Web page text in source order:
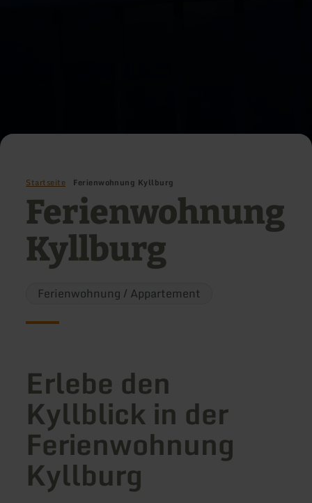
Startseite Ferienwohnung Kyllburg
Ferienwohnung
Kyllburg
Ferienwohnung / Appartement
Erlebe den
Kyllblick in der
Ferienwohnung
Kyllburg